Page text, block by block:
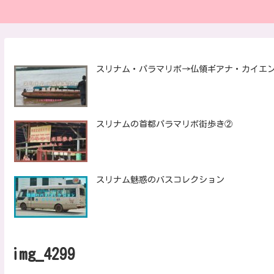
スリナム・パラマリボ→仏領ギアナ・カイエ
スリナムの首都パラマリボ街歩き②
スリナム魅惑のバスコレクション
img_4299